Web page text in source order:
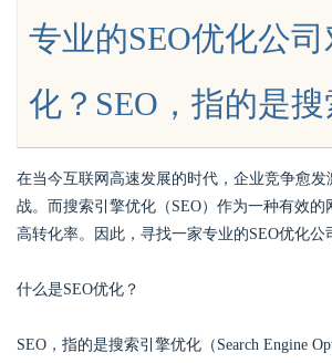
专业的SEO优化公
化？SEO，指的是
在当今互联网高速发展的时代，企业竞争愈
战。而搜索引擎优化（SEO）作为一种有效
高转化率。因此，寻找一家专业的SEO优化
什么是SEO优化？
SEO，指的是搜索引擎优化（Search Engine